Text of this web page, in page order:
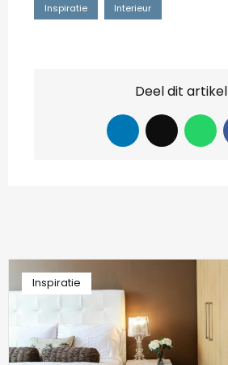
Inspiratie Interieur
Deel dit artikel
Inspiratie